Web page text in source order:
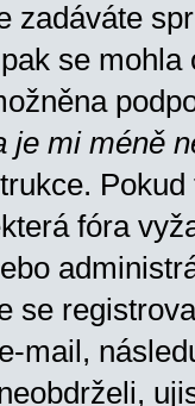
zadáváte
se
je mi méně
fóra
se
mail,